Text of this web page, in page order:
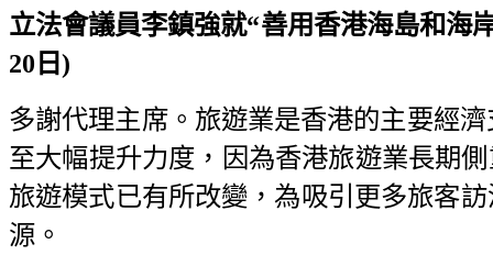
立法會議員李鎮強就“善用香港海島和海
20日)
多謝代理主席。旅遊業是香港的主要經
至大幅提升力度，因為香港旅遊業長期
旅遊模式已有所改變，為吸引更多旅客
源。